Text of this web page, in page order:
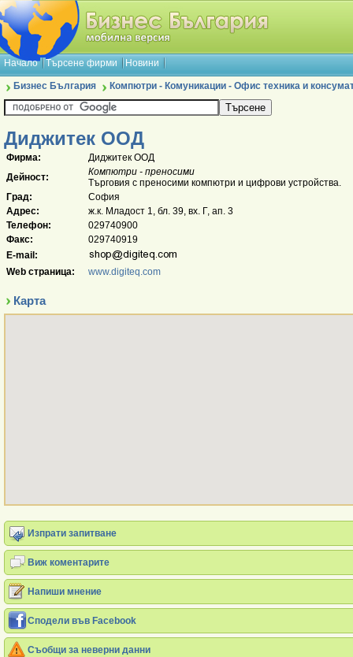
Начало Търсене фирми Новини
Бизнес България Компютри - Комуникации - Офис техника и
Диджитек ООД
Фирма:
Диджитек ООД
Дейност:
Компютри - преносими
Търговия с преносими компютри и цифрови устройства.
Град:
София
Адрес:
ж.к. Младост 1, бл. 39, вх. Г, ап. 3
Телефон:
029740900
Факс:
029740919
E-mail:
Web страница:
www.digiteq.com
Карта
Изпрати запитване
Виж коментарите
Напиши мнение
Сподели във Facebook
Съобщи за неверни данни